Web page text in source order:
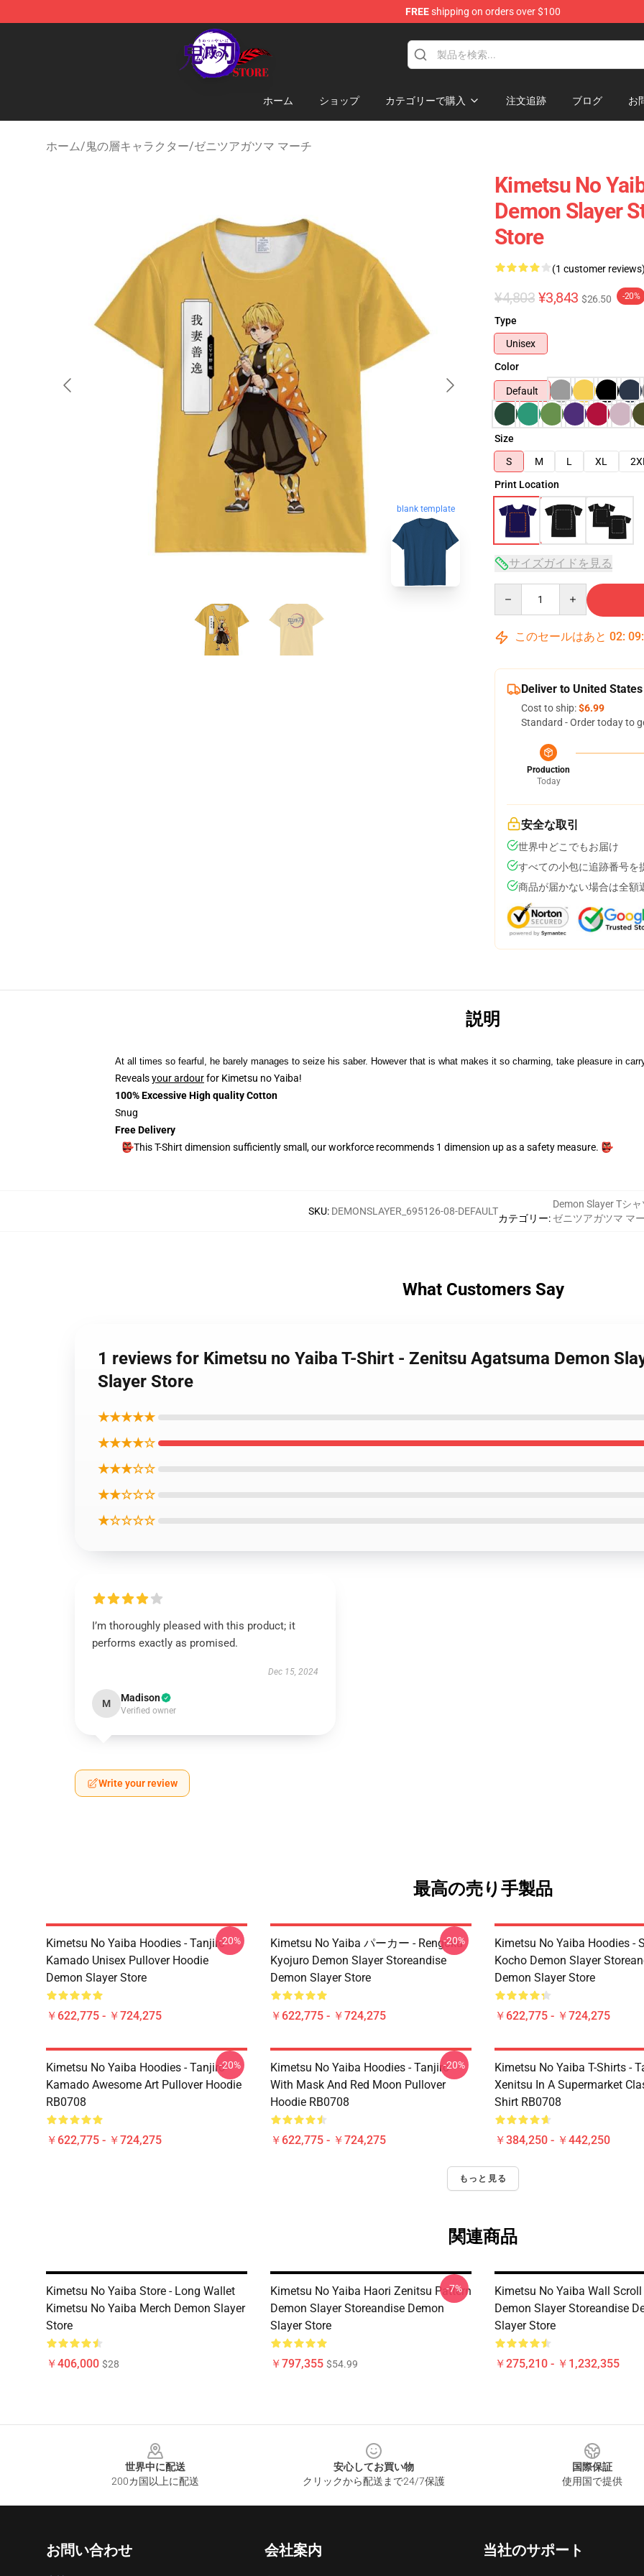
FREEshipping on orders over $100
Kimetsu no Yaiba Store - Official Kimetsu no Yaiba Merchandise Shop
ホーム ショップ カテゴリーで購入 注文追跡 ブログ お
ホーム/鬼の層キャラクター/ゼニツアガツマ マーチ
blank template
Kimetsu No
Demon Slayer
Store
(1 customer reviews)
¥4,803 ¥3,843 $26.50 -20%
Type
Unisex
Color
Default
Size
S
M L XL 2XL
Print Location
サイズガイドを見る
このセールはあと 02: 09:
Deliver to United States
Cost to ship:$6.99
Standard - Order today to
Production
Today
安全な取引
世界中どこでもお届け
すべての小包に追跡番号を
商品が届かない場合は全額
説明
At all times so fearful, he barely manages to seize his saber. However that is what makes it so charming, take pleasure in
Revealsyour ardourfor Kimetsu no Yaiba!
100% Excessive High quality Cotton
Snug
Free Delivery
👺This T-Shirt dimension sufficiently small, our workforce recommends 1 dimension up as a safety measure. 👺
SKU: DEMONSLAYER_695126-08-DEFAULT
カテゴリー:
Demon Slayer Tシャ
ゼニツアガツマ マ
What Customers Say
1 reviews for Kimetsu no Yaiba T-Shirt - Zenitsu Agatsuma Demon
Slayer Store
★★★★★
★★★★☆
★★★☆☆
★★☆☆☆
★☆☆☆☆
I’m thoroughly pleased with this product; it
performs exactly as promised.
Dec 15, 2024
M Madison
Verified owner
Write your review
最高の売り手製品
Kimetsu No Yaiba Hoodies - Tanjiro
Kamado Unisex Pullover Hoodie
Demon Slayer Store
￥622,775 - ￥724,275
-20%
Kimetsu No Yaiba パーカー - Rengoku
Kyojuro Demon Slayer Storeandise
Demon Slayer Store
￥622,775 - ￥724,275
-20%
Kimetsu No Yaiba Hoodies -
Kocho Demon Slayer
Demon Slayer Store
￥622,775 - ￥724,275
Kimetsu No Yaiba Hoodies - Tanjiro
Kamado Awesome Art Pullover Hoodie
RB0708
￥622,775 - ￥724,275
-20%
Kimetsu No Yaiba Hoodies - Tanjiro
With Mask And Red Moon Pullover
Hoodie RB0708
￥622,775 - ￥724,275
-20%
Kimetsu No Yaiba T-Shirts -
Xenitsu In A Supermarket
Shirt RB0708
￥384,250 - ￥442,250
もっと見る
関連商品
Kimetsu No Yaiba Store - Long Wallet
Kimetsu No Yaiba Merch Demon Slayer
Store
￥406,000 $28
Kimetsu No Yaiba Haori Zenitsu Pattern
Demon Slayer Storeandise Demon
Slayer Store
￥797,355 $54.99
-7%
Kimetsu No Yaiba Wall
Demon Slayer Storeandise
Slayer Store
￥275,210 - ￥1,232,355
世界中に配送
200カ国以上に配送
安心してお買い物
クリックから配送まで24/7保護
国際保証
使用国で提供
お問い合わせ 会社案内 当社のサポート